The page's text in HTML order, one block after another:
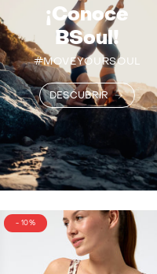
¡Conoce
BSoul!
#MOVEYOURSOUL
DESCUBRIR
- 10%